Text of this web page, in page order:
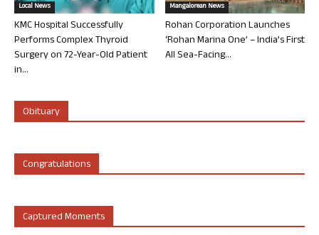
Local News
KMC Hospital Successfully
Performs Complex Thyroid
Surgery on 72-Year-Old Patient
in...
Mangalorean News
Rohan Corporation Launches
‘Rohan Marina One’ – India’s First
All Sea-Facing...
Obituary
Congratulations
Captured Moments